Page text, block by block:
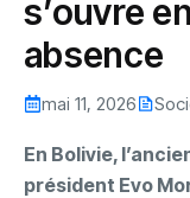
s’ouvre
absence
mai 11, 2026
‎En Bolivie,
président Evo